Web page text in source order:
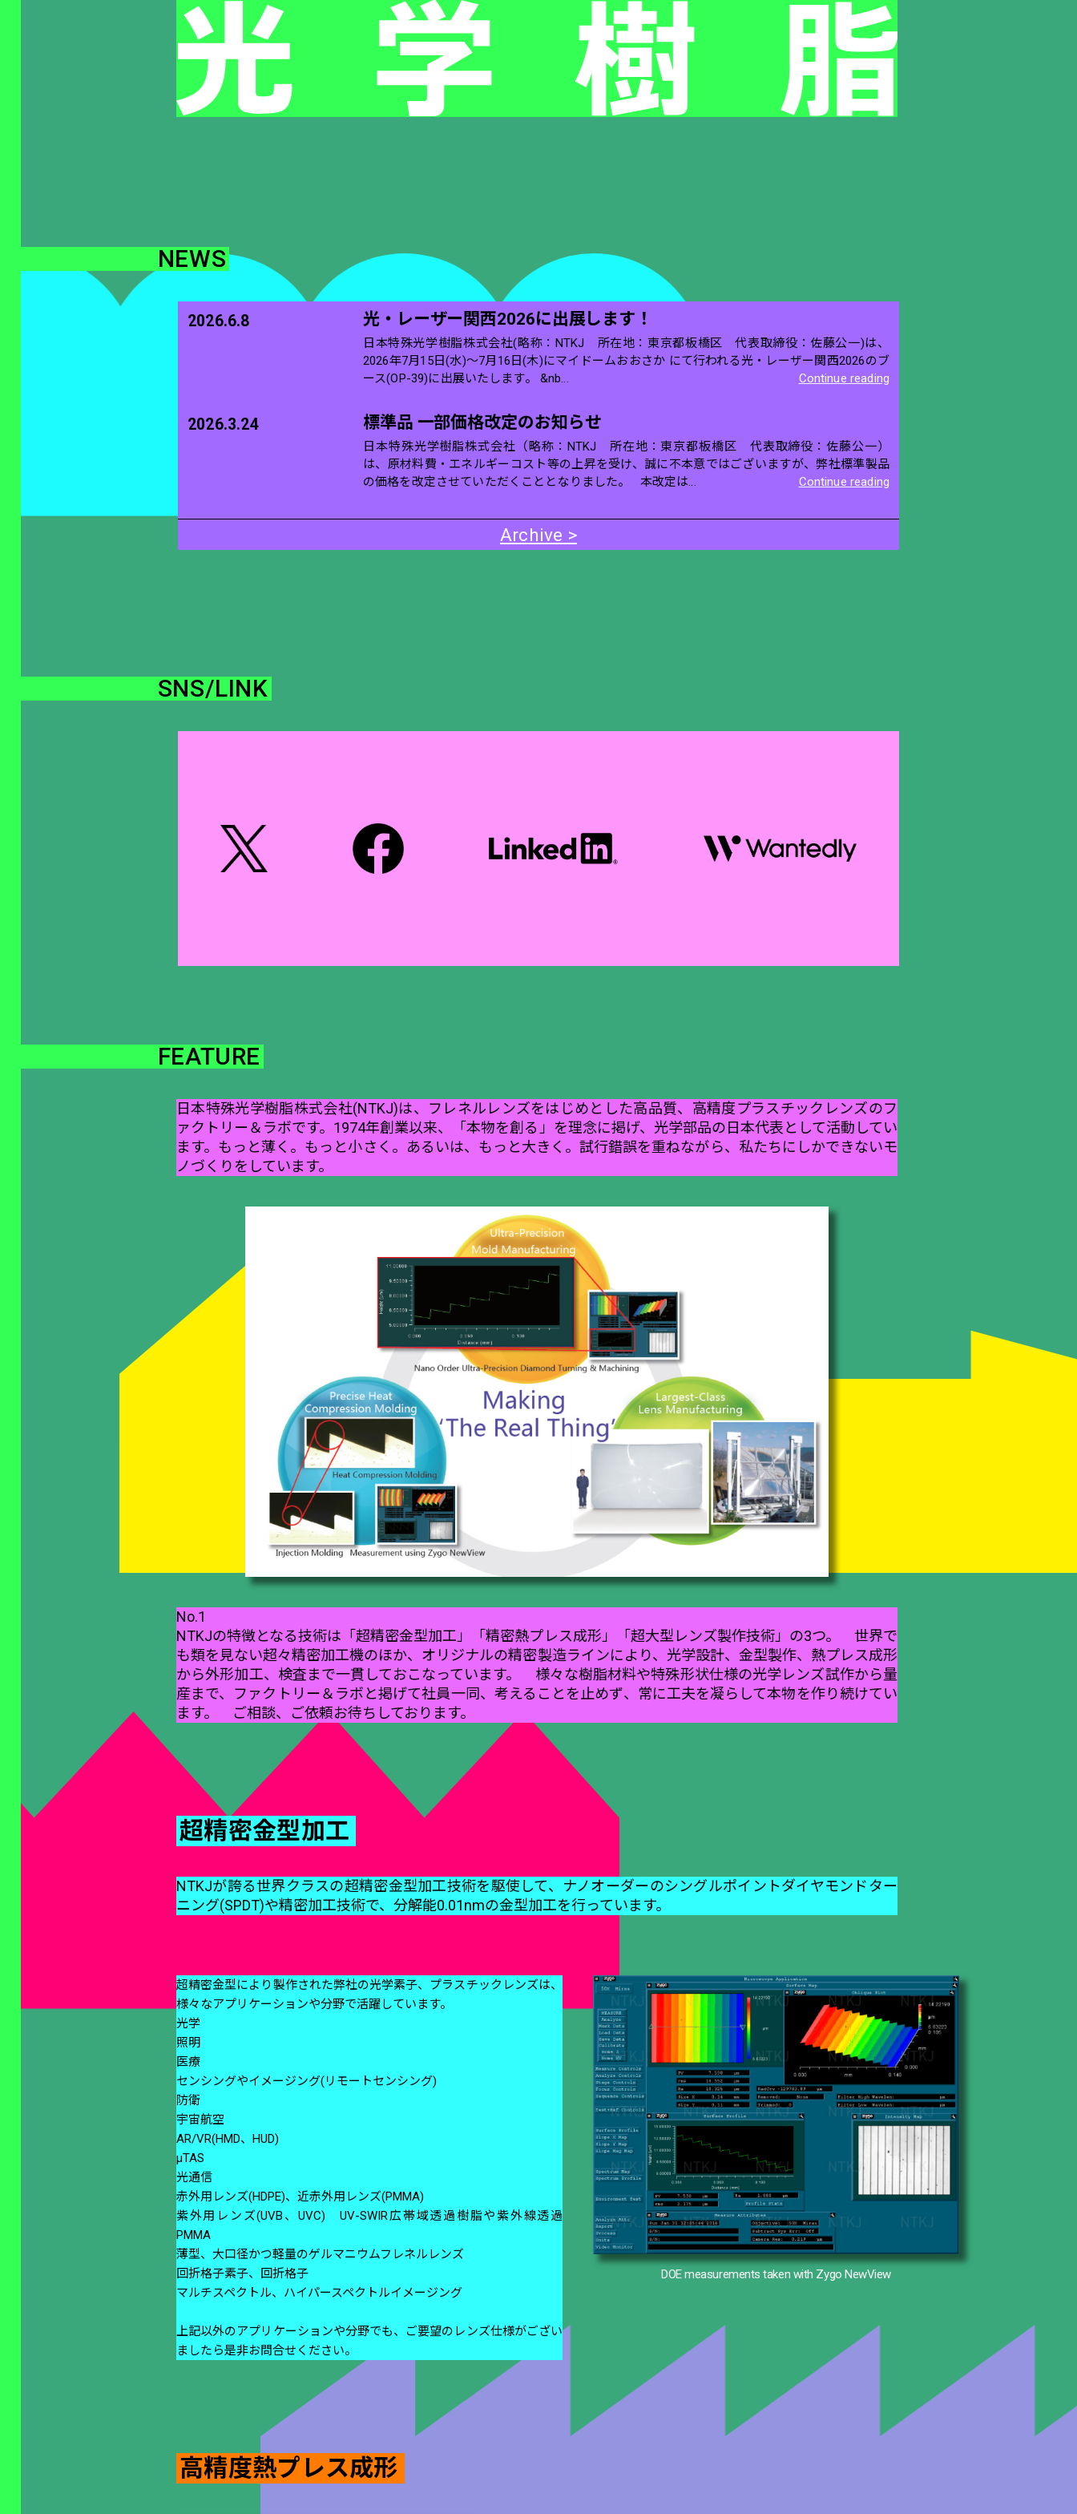
NEWS
2026.6.8 光・レーザー関西2026に出展します！
日本特殊光学樹脂株式会社(略称：NTKJ 所在地：東京都板橋区 代表取締役：佐藤公一)は、
2026年7月15日(水)～7月16日(木)にマイドームおおさか にて行われる光・レーザー関西2026のブ
ース(OP-39)に出展いたします。 &nb...
Continue reading
2026.3.24 標準品 一部価格改定のお知らせ
日本特殊光学樹脂株式会社（略称：NTKJ 所在地：東京都板橋区 代表取締役：佐藤公一）
は、原材料費・エネルギーコスト等の上昇を受け、誠に不本意ではございますが、弊社標準製品
の価格を改定させていただくこととなりました。 本改定は...
Continue reading
Archive >
SNS/LINK
FEATURE
日本特殊光学樹脂株式会社(NTKJ)は、フレネルレンズをはじめとした高品質、高精度プラスチックレンズのフ
ァクトリー＆ラボです。1974年創業以来、「本物を創る」を理念に掲げ、光学部品の日本代表として活動してい
ます。もっと薄く。もっと小さく。あるいは、もっと大きく――。試行錯誤を重ねながら、私たちにしかできないモ
ノづくりをしています。
No.1
NTKJの特徴となる技術は「超精密金型加工」「精密熱プレス成形」「超大型レンズ製作技術」の3つ。 世界で
も類を見ない超々精密加工機のほか、オリジナルの精密製造ラインにより、光学設計、金型製作、熱プレス成形
から外形加工、検査まで一貫しておこなっています。 様々な樹脂材料や特殊形状仕様の光学レンズ試作から量
産まで、ファクトリー＆ラボと掲げて社員一同、考えることを止めず、常に工夫を凝らして本物を作り続けてい
ます。 ご相談、ご依頼お待ちしております。
超精密金型加工
NTKJが誇る世界クラスの超精密金型加工技術を駆使して、ナノオーダーのシングルポイントダイヤモンドター
ニング(SPDT)や精密加工技術で、分解能0.01nmの金型加工を行っています。
超精密金型により製作された弊社の光学素子、プラスチックレンズは、
様々なアプリケーションや分野で活躍しています。
光学
照明
医療
センシングやイメージング(リモートセンシング)
防衛
宇宙航空
AR/VR(HMD、HUD)
μTAS
光通信
赤外用レンズ(HDPE)、近赤外用レンズ(PMMA)
紫外用レンズ(UVB、UVC) UV-SWIR広帯域透過樹脂や紫外線透過
PMMA
薄型、大口径かつ軽量のゲルマニウムフレネルレンズ
回折格子素子、回折格子
マルチスペクトル、ハイパースペクトルイメージング
上記以外のアプリケーションや分野でも、ご要望のレンズ仕様がござい
ましたら是非お問合せください。
DOE measurements taken with Zygo NewView
高精度熱プレス成形